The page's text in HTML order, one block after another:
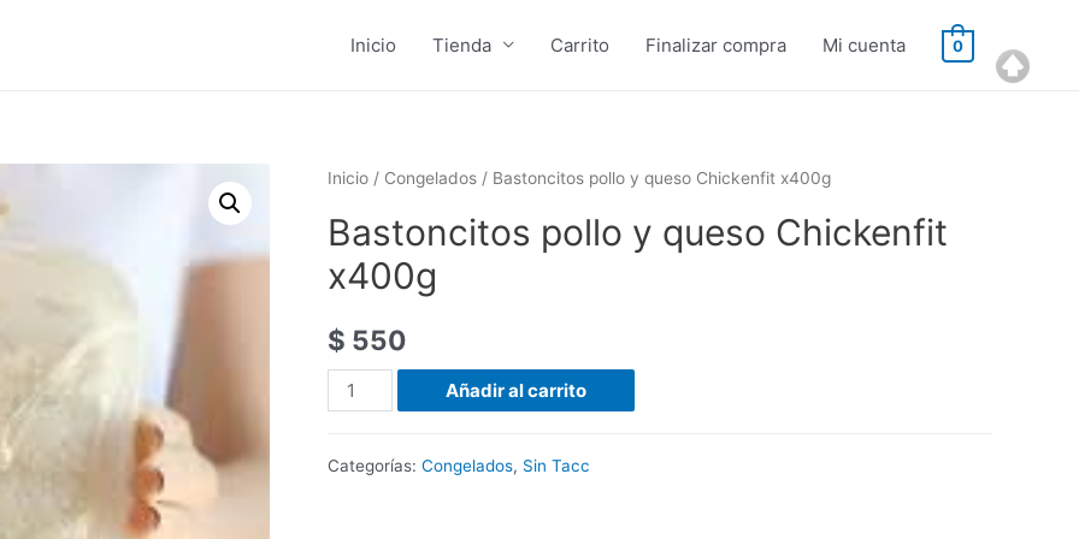
Inicio Tienda Carrito Finalizar compra Mi cuenta 0
Inicio / Congelados / Bastoncitos pollo y queso Chickenfit x400g
Bastoncitos pollo y queso Chickenfit
x400g
$ 550
Bastoncitos
pollo
queso
Añadir al carrito
Categorías: Congelados, Sin Tacc